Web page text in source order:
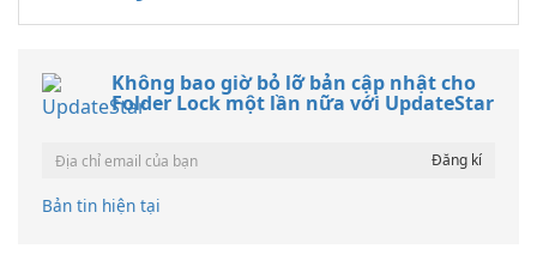
Không bao giờ bỏ lỡ bản cập nhật cho
Folder Lock một lần nữa với UpdateStar
Bản tin hiện tại